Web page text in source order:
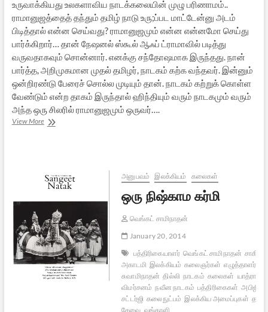
உருவாக்கியது உலகளாவிய நாடக்கலையின் முழு பரிணாமம்..
ராமானுஜத்தைத் தந்தும் தமிழ் நாடு உரு;ப்பட மாட்டேன்னு அடம்
பிடித்தால் என்ன செய்வது? ராமானுஜமும் என்ன என்னமோ செய்து
பார்க்கிறார்… தான் நேஷனல் ஸ்கூல் ஆஃப் ட்ராமாவில் படித்து
வருவதாகவும் சொன்னார். எனக்கு சந்தோஷமாக இருந்தது. நான்
பார்த்த, அறிமுகமான முதல் தமிழர், நாடகம் கற்க வந்தவர். இன்னும்
ஒன்றிரண்டு பேரைச் சொல்ல முடியும் தான். நாடகம் கற்றுக் கொள்ள
வேண்டும் என்ற தாகம் இருந்தால் ஹிந்தியும் வரும் நாடகமும் வரும்
அந்த ஒரு சிலரில் ராமானுஜமும் ஒருவர்….
View Moreஇன்றைய
ராமானுஜம்
அனுபவம் இலக்கியம் கலைகள்
ஒரு நிஷ்காம கர்மி
வெங்கட் சாமிநாதன்
January 20, 2014
பத்திரிகையாளர் வெங்கட் சாமிநாதன் சாகித்ய
அகாடமி இலக்கியம் கலைஞர்கள் எழுத்தாளர்கள்
சுவாமிநாதன் தில்லி நாடகம் கலைகள் யாத்ரா
விமர்சனம் நவீன நாடகம் பத்திரிகைகள் அபிஜித்
சட்டர்ஜி கலைநுட்பம் இலக்கிய அமைப்புகள்
சேவை வங்காளி